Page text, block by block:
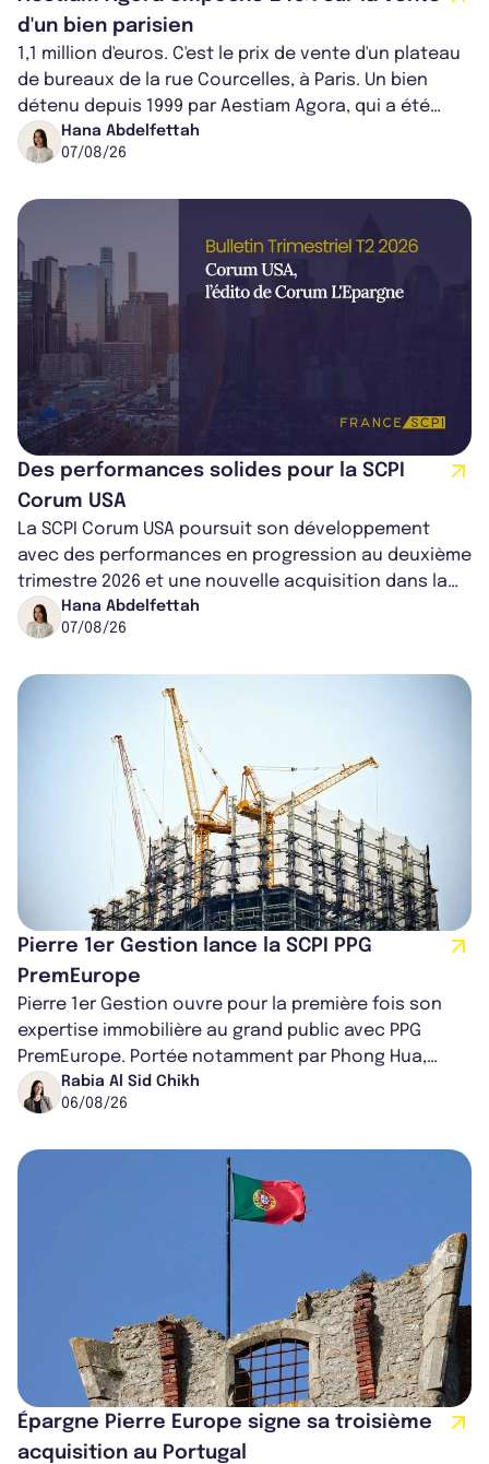
d'un bien parisien
1,1 million d'euros. C'est le prix de vente d'un plateau
de bureaux de la rue Courcelles, à Paris. Un bien
détenu depuis 1999 par Aestiam Agora, qui a été
cédé avec une plus-value...
Hana Abdelfettah
07/08/26
Des performances solides pour la SCPI
Corum USA
La SCPI Corum USA poursuit son développement
avec des performances en progression au deuxième
trimestre 2026 et une nouvelle acquisition dans la
région de Chicago. Entre hausse de...
Hana Abdelfettah
07/08/26
Pierre 1er Gestion lance la SCPI PPG
PremEurope
Pierre 1er Gestion ouvre pour la première fois son
expertise immobilière au grand public avec PPG
PremEurope. Portée notamment par Phong Hua,
ancien directeur des investissements d...
Rabia Al Sid Chikh
06/08/26
Épargne Pierre Europe signe sa troisième
acquisition au Portugal